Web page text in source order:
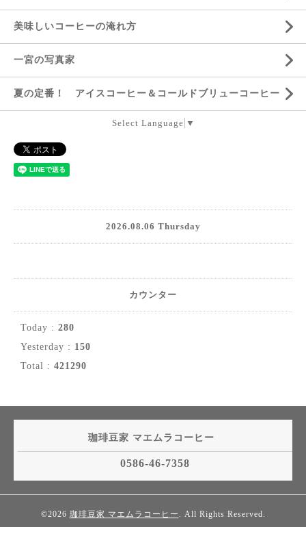
美味しいコーヒーの淹れ方
一宮の写真家
夏の定番！ アイスコーヒー＆コールドブリューコーヒー
Select Language ▼
2026.08.06 Thursday
カウンター
Today : 280
Yesterday : 150
Total : 421290
珈琲豆家 マエムラコーヒー
0586-46-7358
©2026 珈琲豆家 マエムラコーヒー . All Rights Reserved.